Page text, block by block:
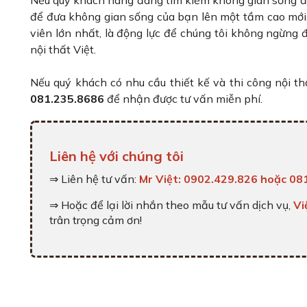
để đưa không gian sống của bạn lên một tầm cao
viên lớn nhất, là động lực để chúng tôi không
nội thất Việt.
Nếu quý khách có nhu cầu thiết kế và thi công nội
081.235.8686 để nhận được tư vấn miễn phí.
Liên hệ với chúng tôi
⇒ Liên hệ tư vấn: Mr Việt: 0902.429.826 hoặc
⇒ Hoặc để lại lời nhắn theo mẫu tư vấn dịch vụ,
trân trọng cảm ơn!